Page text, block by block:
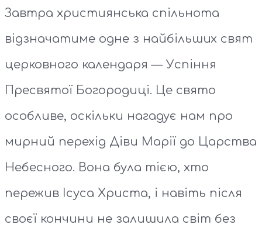
Завтра християнська спільнота
відзначатиме одне з найбільших свят
церковного календаря — Успіння
Пресвятої Богородиці. Це свято
особливе, оскільки нагадує нам про
мирний перехід Діви Марії до Царства
Небесного. Вона була тією, хто
пережив Ісуса Христа, і навіть після
своєї кончини не залишила світ без